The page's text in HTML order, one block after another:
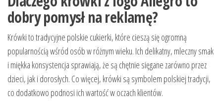
dobry pomysł na reklamę?
Krówki to tradycyjne polskie cukierki, które cieszą się ogromną
popularnością wśród osób w różnym wieku. Ich delikatny, mleczny smak
i miękka konsystencja sprawiają, że są chętnie sięgane zarówno przez
dzieci, jak i dorosłych. Co więcej, krówki są symbolem polskiej tradycji,
co dodatkowo podnosi ich wartość w oczach klientów.